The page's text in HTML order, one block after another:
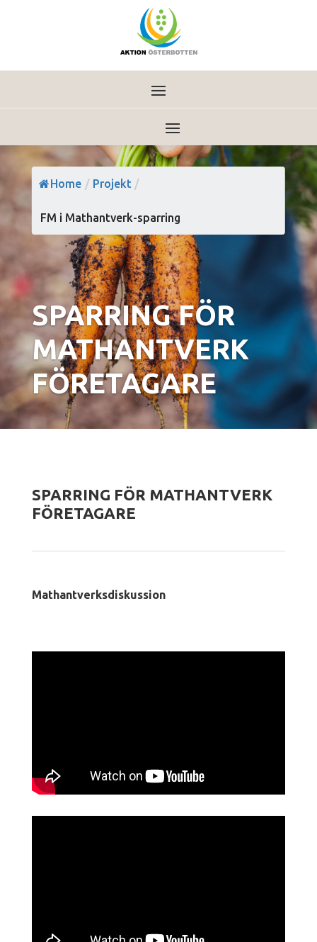
Home / Projekt /
FM i Mathantverk-sparring
SPARRING FÖR
MATHANTVERK
FÖRETAGARE
SPARRING FÖR MATHANTVERK
FÖRETAGARE
Mathantverksdiskussion